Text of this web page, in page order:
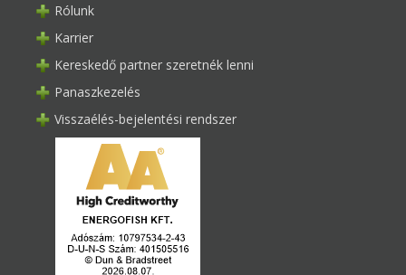
Rólunk
Karrier
Kereskedő partner szeretnék lenni
Panaszkezelés
Visszaélés-bejelentési rendszer